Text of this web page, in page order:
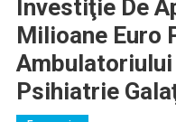
Investiţie De
Milioane Euro
Psihiatrie